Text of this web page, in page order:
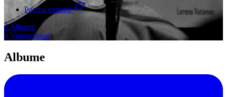
Pagina externă
4Albume
8 Videoclipuri
Albume